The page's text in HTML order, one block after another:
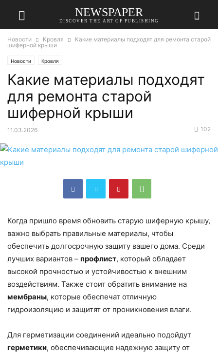
NEWSPAPER
DISCOVER THE ART OF PUBLISHING
Новости Кровля
Какие материалы подходят для ремонта старой
шиферной крыши
Новости Кровля
Какие материалы подходят
для ремонта старой
шиферной крыши
11.03.2026 102
Когда пришло время обновить старую шиферную крышу,
важно выбрать правильные материалы, чтобы
обеспечить долгосрочную защиту вашего дома. Среди
лучших вариантов – профлист, который обладает
высокой прочностью и устойчивостью к внешним
воздействиям. Также стоит обратить внимание на
мембраны, которые обеспечат отличную
гидроизоляцию и защитят от проникновения влаги.
Для герметизации соединений идеально подойдут
герметики, обеспечивающие надежную защиту от